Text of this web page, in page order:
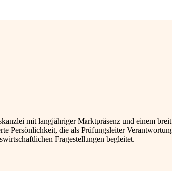
mit langjähriger Marktpräsenz und einem breit
Persönlichkeit, die als Prüfungsleiter
Fragestellungen begleitet.